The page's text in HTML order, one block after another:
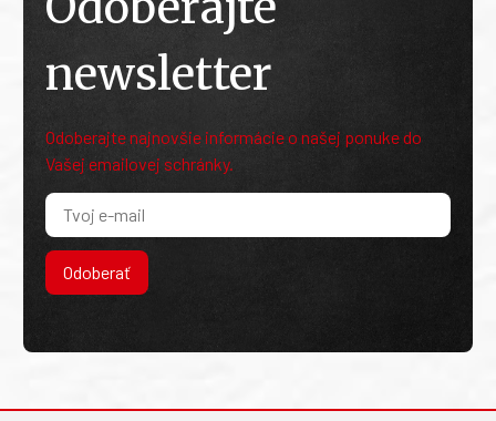
newsletter
Odoberajte najnovšie informácie o našej ponuke do
Vašej emailovej schránky.
Odoberať